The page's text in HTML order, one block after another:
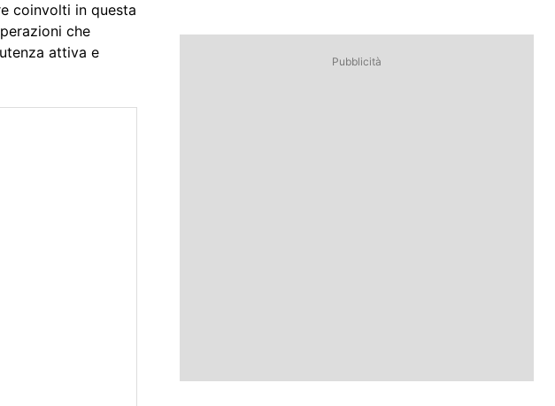
coinvolti in questa
che
attiva e
Pubblicità